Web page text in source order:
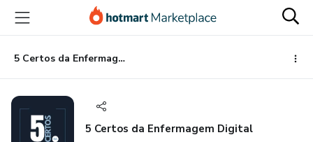
para
conteúdo
principal
para
pagamento
para
rodapé
5 Certos da Enfermagem Digital
5 Certos da Enfermagem Digital